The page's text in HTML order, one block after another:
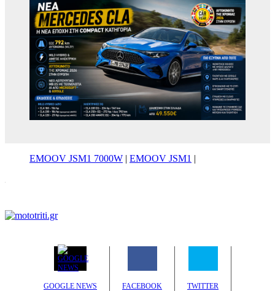
EMOOV JSM1 7000W | EMOOV JSM1 |
GOOGLE NEWS FACEBOOK TWITTER